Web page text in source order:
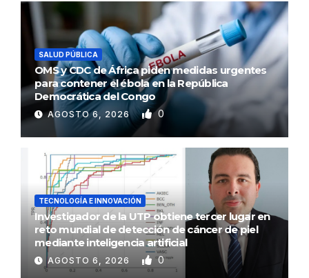
SALUD PÚBLICA
OMS y CDC de África piden medidas urgentes
para contener el ébola en la República
Democrática del Congo
AGOSTO 6, 2026 0
TECNOLOGÍA E INNOVACIÓN
Investigador de la UTP obtiene tercer lugar en
reto mundial de detección de cáncer de piel
mediante inteligencia artificial
AGOSTO 6, 2026 0